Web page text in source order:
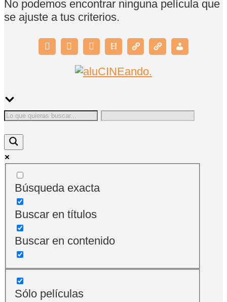
No podemos encontrar ninguna película que
se ajuste a tus criterios.
Búsqueda exacta
Buscar en títulos
Buscar en contenido
Sólo películas